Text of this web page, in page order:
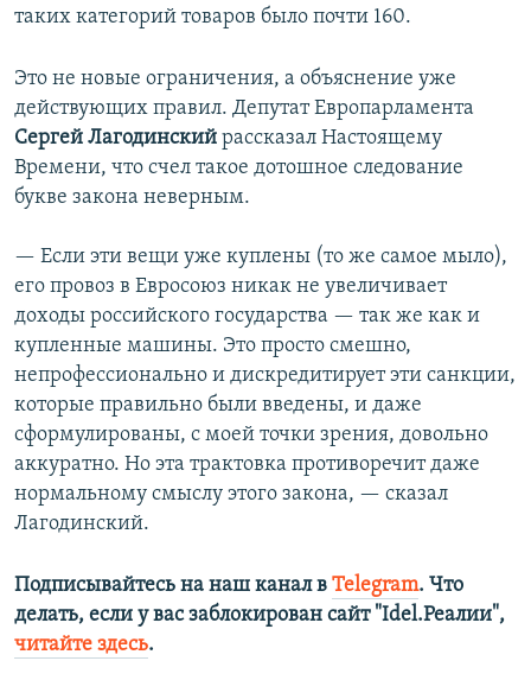
таких категорий товаров было почти 160.
Это не новые ограничения, а объяснение уже
действующих правил. Депутат Европарламента
Сергей Лагодинский рассказал Настоящему
Времени, что счел такое дотошное следование
букве закона неверным.
— Если эти вещи уже куплены (то же самое мыло),
его провоз в Евросоюз никак не увеличивает
доходы российского государства — так же как и
купленные машины. Это просто смешно,
непрофессионально и дискредитирует эти санкции,
которые правильно были введены, и даже
сформулированы, с моей точки зрения, довольно
аккуратно. Но эта трактовка противоречит даже
нормальному смыслу этого закона, — сказал
Лагодинский.
Подписывайтесь на наш канал в Telegram. Что
делать, если у вас заблокирован сайт "Idel.Реалии",
читайте здесь.